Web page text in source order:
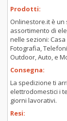
Prodotti:
Onlinestore.it è
assortimento di
nelle sezioni: Casa
Fotografia,
Outdoor, Auto, e
Consegna:
La spedizione ti
elettrodomestici i
giorni lavorativi.
Resi: